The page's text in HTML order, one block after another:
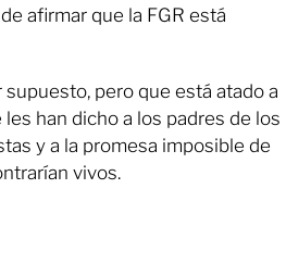
afirmar que la FGR está
pero que está atado a
han dicho a los padres de los
y a la promesa imposible de
vivos.